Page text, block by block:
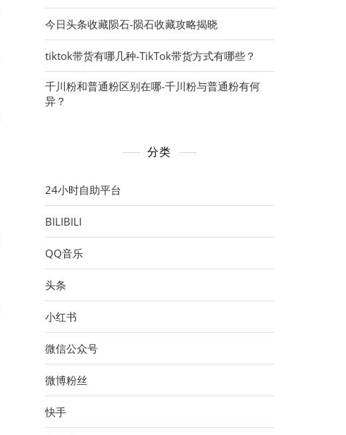
今日头条收藏陨石-陨石收藏攻略揭晓
tiktok带货有哪几种-TikTok带货方式有哪些？
千川粉和普通粉区别在哪-千川粉与普通粉有何
异？
分类
24小时自助平台
BILIBILI
QQ音乐
头条
小红书
微信公众号
微博粉丝
快手